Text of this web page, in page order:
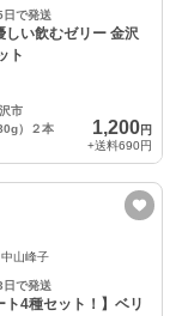
日で発送
しい飲むゼリー 金沢
ト
市
）２本
1,200円
+送料690円
中山峰子
日で発送
ト4種セット！】ベリ